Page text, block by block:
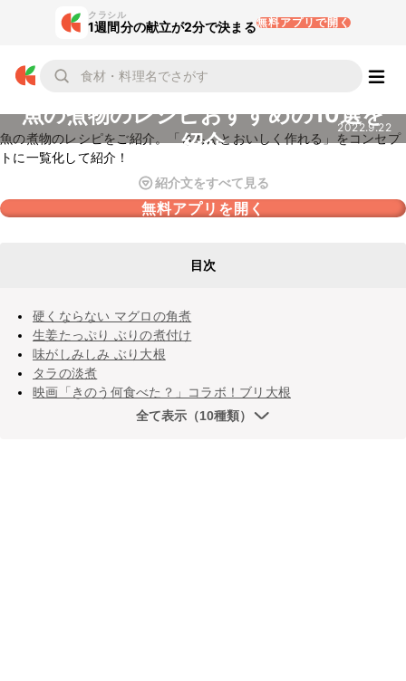
クラシル
1週間分の献立が2分で決まる無料アプリで開く
魚の煮物のレシピおすすめの10選を
紹介
2022.9.22
魚の煮物のレシピをご紹介。「きちんとおいしく作れる」をコンセプ
トに一覧化して紹介！
紹介文をすべて見る
無料アプリを開く
目次
硬くならない マグロの角煮
生姜たっぷり ぶりの煮付け
味がしみしみ ぶり大根
タラの淡煮
映画「きのう何食べた？」コラボ！ブリ大根
全て表示（10種類）